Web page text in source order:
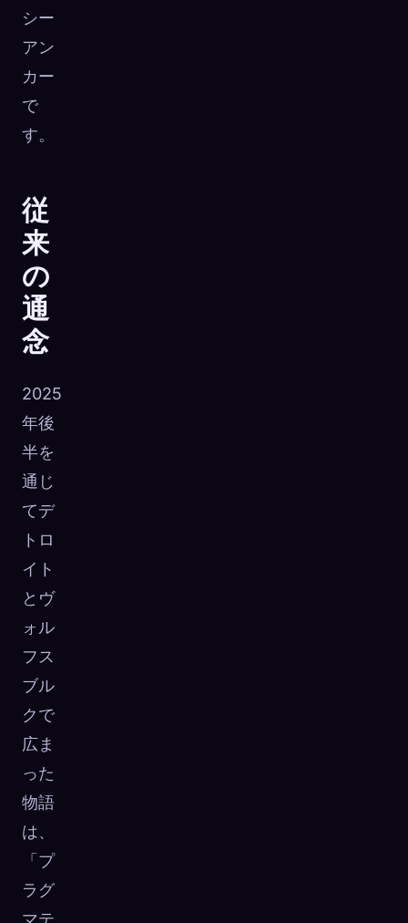
シー
アン
カー
で
す。
従
来
の
通
念
2025
年後
半を
通じ
てデ
トロ
イト
とヴ
ォル
フス
ブル
クで
広ま
った
物語
は、
「プ
ラグ
マテ